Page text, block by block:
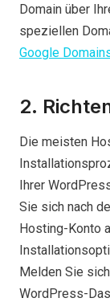
Domain über
speziellen
Google
2.
Die meisten
Ihrer
Sie sich nach
Hosting-Konto
Melden Sie
WordPress-